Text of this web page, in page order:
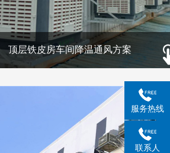
顶层铁皮房车间降温通风方案
服务热线
联系人